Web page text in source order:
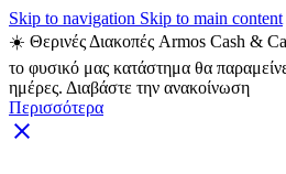
Skip to navigation Skip to main content
☀️ Θερινές Διακοπές Armos Cash &
το φυσικό μας κατάστημα θα
ημέρες. Διαβάστε την ανακοίνωση
Περισσότερα